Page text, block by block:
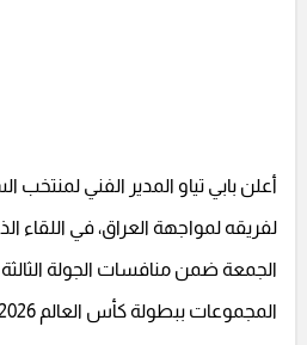
أعلن بابي تياو المدير الفني
لفريقه لمواجهة العراق، في اللقاء
الجمعة ضمن منافسات الجولة
المجموعات ببطولة كأس العالم 2026.